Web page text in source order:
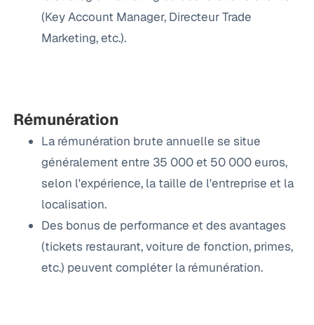
(Key Account Manager, Directeur Trade
Marketing, etc.).
Rémunération
La rémunération brute annuelle se situe
généralement entre 35 000 et 50 000 euros,
selon l'expérience, la taille de l'entreprise et la
localisation.
Des bonus de performance et des avantages
(tickets restaurant, voiture de fonction, primes,
etc.) peuvent compléter la rémunération.